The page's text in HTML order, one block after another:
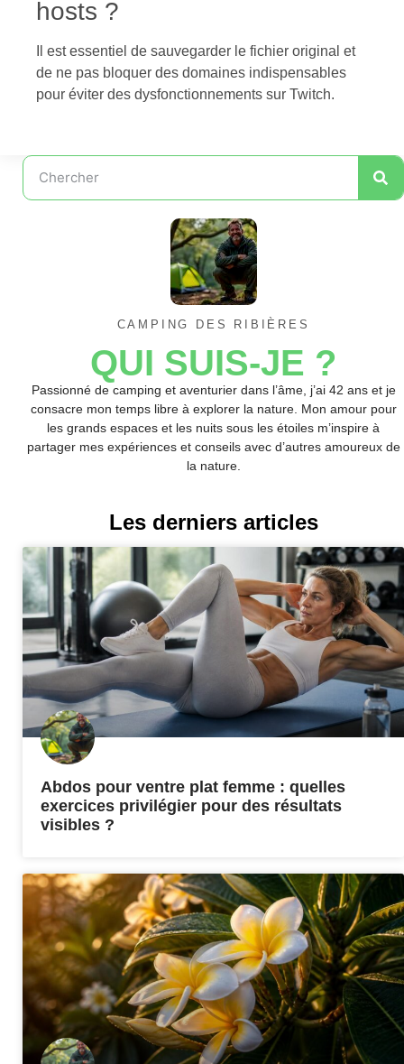
hosts ?
Il est essentiel de sauvegarder le fichier original et
de ne pas bloquer des domaines indispensables
pour éviter des dysfonctionnements sur Twitch.
CAMPING DES RIBIÈRES
QUI SUIS-JE ?
Passionné de camping et aventurier dans l’âme, j’ai 42 ans et je
consacre mon temps libre à explorer la nature. Mon amour pour
les grands espaces et les nuits sous les étoiles m’inspire à
partager mes expériences et conseils avec d’autres amoureux de
la nature.
Les derniers articles
Abdos pour ventre plat femme : quelles
exercices privilégier pour des résultats
visibles ?